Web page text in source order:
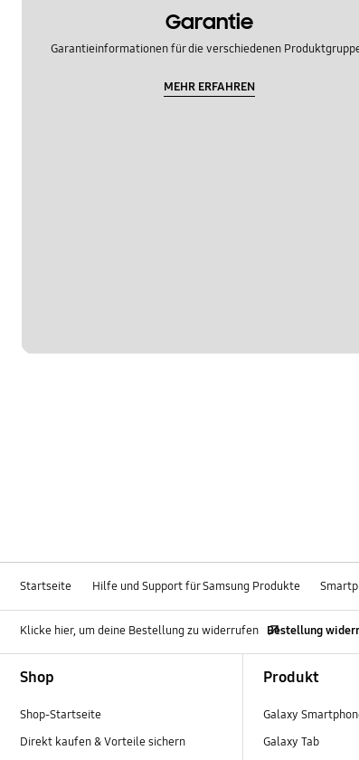
Garantie
Garantieinformationen für die verschiedenen
MEHR ERFAHREN
Startseite Hilfe und Support für Samsung Produkte
Klicke hier, um deine Bestellung zu widerrufen Bestellung
Shop
Shop-Startseite
Direkt kaufen & Vorteile sichern
Produkt
Galaxy
Galaxy Tab